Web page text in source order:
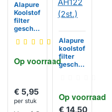
HUISMERK
Op voorraad
Alapure
Koolstof
filter
geschik
Gorenje
ap
431659
€ 5,95
per stuk Op voorraad
Alapure
koolstof
filter
geschik
130 /
408994
€ 14,50